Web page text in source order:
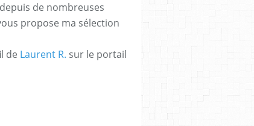
de nombreuses
propose ma sélection
de Laurent R. sur le portail